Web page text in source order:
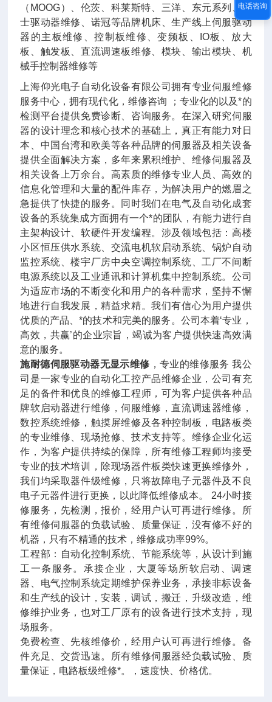
（MOOG）、伦茨、科莱斯特、三洋、东元系列、富
士驱动器维修、诺冠等品牌机床、生产线上伺服驱动
器的主板维修、控制板维修、变频板、IO板、放大
板、触发板、直流调速板维修、模块、输出模块、机
械手控制器维修等
上海仰光电子自动化设备有限公司拥有专业伺服维修
服务中心，拥有现代化，维修咨询 ；专业化的以及*的
检测平台提供免费诊断、咨询服务。在深入研究伺服
器的设计理念和核心技术的基础上，真正有能力对日
本、中国台湾和欧美等各种品牌的伺服器及相关设备
提供全面解决方案，多年来累积维护、维修伺服器及
相关设备上万余台。高素质的维修专业人员、高效的
信息化管理和大量的配件库存，为解决用户的燃眉之
急提供了快捷的服务。同时我们在电气及自动化成套
设备的系统集成方面拥有一个*的团队，有能力进行自
主架构设计、软硬件开发编程。涉及领域包括：高楼
小区恒压供水系统、交流电机软启动系统、锅炉自动
监控系统、楼宇厂房中央空调控制系统、工厂不间断
电源系统以及工业通讯和计算机集中控制系统。公司
为适应市场的不断变化和用户的各种需求，坚持不懈
地进行自我发展，精益求精。我们有信心为用户提供
优质的产品、*的技术和完美的服务。公司本着‘专业，
高效，共赢’的企业宗旨，竭诚为客户提供快速高效满
意的服务。
施耐德伺服驱动器无显示维修 ，专业的维修服务 我公
司是一家专业的自动化工控产品维修企业，公司有充
足的备件和优良的维修工程师，可为客户提供各种品
牌软启动器进行维修，伺服维修，直流调速器维修，
数控系统维修，触摸屏维修及各种控制板，电路板类
的专业维修、现场抢修、技术支持等。维修企业化运
作，为客户提供持续的保障，所有维修工程师均接受
专业的技术培训，除现场器件板类快速更换维修外，
我们均采取器件级维修，只将故障电子元器件及不良
电子元器件进行更换，以此降低维修成本。 24小时接
修服务，先检测，报价，经用户认可再进行维修。所
有维修伺服器的负载试验、质量保证，没有修不好的
机器，只有不精通的技术，维修成功率99%。
工程部：自动化控制系统、节能系统等，从设计到施
工一条服务。承接企业，大厦等场所软启动、调速
器、电气控制系统定期维护保养业务，承接非标设备
和生产线的设计，安装，调试，搬迁，升级改造，维
修维护业务，也对工厂原有的设备进行技术支持，现
场服务。
免费检查、先核维修价，经用户认可再进行维修。备
件充足、交货迅速。所有维修伺服器经负载试验、质
量保证，电路板级维修*。，速度快、价格优。
电话咨询